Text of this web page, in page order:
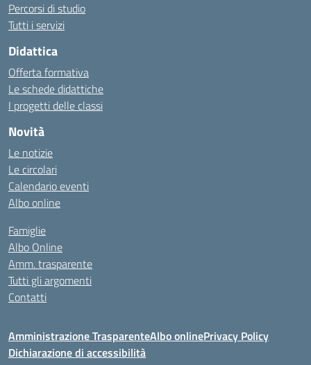
Percorsi di studio
Tutti i servizi
Didattica
Offerta formativa
Le schede didattiche
I progetti delle classi
Novità
Le notizie
Le circolari
Calendario eventi
Albo online
Famiglie
Albo Online
Amm. trasparente
Tutti gli argomenti
Contatti
Amministrazione TrasparenteAlbo onlinePrivacy Policy
Dichiarazione di accessibilità